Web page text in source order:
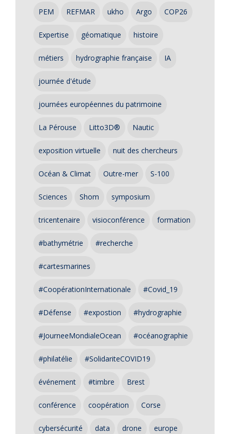
PEM REFMAR ukho Argo COP26
Expertise géomatique histoire
métiers hydrographie française IA
journée d'étude
journées européennes du patrimoine
La Pérouse Litto3D® Nautic
exposition virtuelle nuit des chercheurs
Océan & Climat Outre-mer S-100
Sciences Shom symposium
tricentenaire visioconférence formation
#bathymétrie #recherche
#cartesmarines
#CoopérationInternationale #Covid_19
#Défense #expostion #hydrographie
#JourneeMondialeOcean #océanographie
#philatélie #SolidariteCOVID19
événement #timbre Brest
conférence coopération Corse
cybersécurité data drone europe